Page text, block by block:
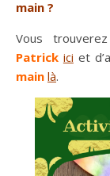
main ?
Vous
Patrick ici et
main là.